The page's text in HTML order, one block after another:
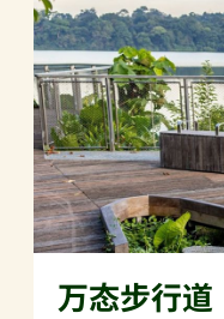
万态步行道